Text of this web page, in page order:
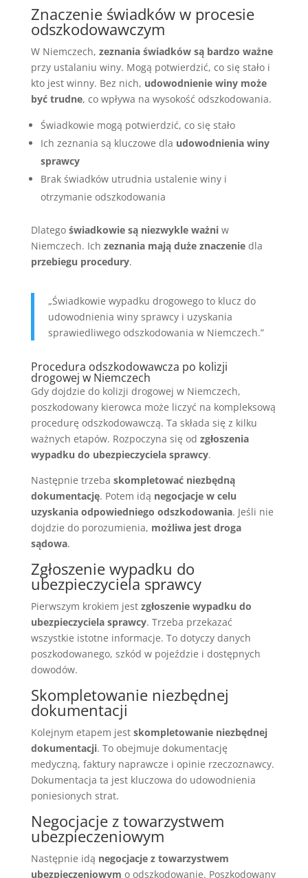
Znaczenie świadków w procesie
odszkodowawczym
W Niemczech, zeznania świadków są bardzo ważne
przy ustalaniu winy. Mogą potwierdzić, co się stało i
kto jest winny. Bez nich, udowodnienie winy może
być trudne, co wpływa na wysokość odszkodowania.
Świadkowie mogą potwierdzić, co się stało
Ich zeznania są kluczowe dla udowodnienia winy
sprawcy
Brak świadków utrudnia ustalenie winy i
otrzymanie odszkodowania
Dlatego świadkowie są niezwykle ważniw
Niemczech. Ich zeznania mają duże znaczeniedla
przebiegu procedury.
„Świadkowie wypadku drogowego to klucz do
udowodnienia winy sprawcy i uzyskania
sprawiedliwego odszkodowania w Niemczech.”
Procedura odszkodowawcza po kolizji
drogowej w Niemczech
Gdy dojdzie do kolizji drogowej w Niemczech,
poszkodowany kierowca może liczyć na kompleksową
procedurę odszkodowawczą. Ta składa się z kilku
ważnych etapów. Rozpoczyna się od zgłoszenia
wypadku do ubezpieczyciela sprawcy.
Następnie trzeba skompletować niezbędną
dokumentację. Potem idą negocjacje w celu
uzyskania odpowiedniego odszkodowania. Jeśli nie
dojdzie do porozumienia, możliwa jest droga
sądowa.
Zgłoszenie wypadku do
ubezpieczyciela sprawcy
Pierwszym krokiem jest zgłoszenie wypadku do
ubezpieczyciela sprawcy. Trzeba przekazać
wszystkie istotne informacje. To dotyczy danych
poszkodowanego, szkód w pojeździe i dostępnych
dowodów.
Skompletowanie niezbędnej
dokumentacji
Kolejnym etapem jest skompletowanie niezbędnej
dokumentacji. To obejmuje dokumentację
medyczną, faktury naprawcze i opinie rzeczoznawcy.
Dokumentacja ta jest kluczowa do udowodnienia
poniesionych strat.
Negocjacje z towarzystwem
ubezpieczeniowym
Następnie idą negocjacje z towarzystwem
ubezpieczeniowym o odszkodowanie. Poszkodowany